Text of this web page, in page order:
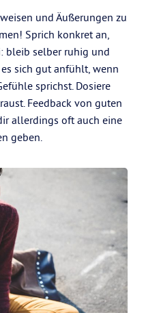
und Äußerungen zu
Sprich konkret an,
bleib selber ruhig und
sich gut anfühlt, wenn
sprichst. Dosiere
Feedback von guten
allerdings oft auch eine
geben.